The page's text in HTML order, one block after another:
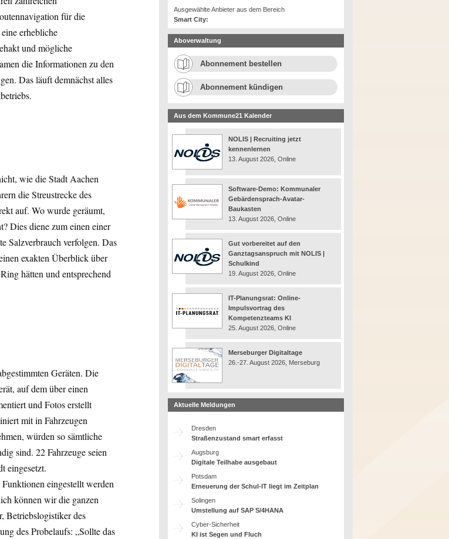
für die
erhebliche
und mögliche
die Informationen zu den
Das läuft demnächst alles
wie die Stadt Aachen
die Streustrecke des
auf. Wo wurde geräumt,
Dies diene zum einen einer
Salzverbrauch verfolgen. Das
exakten Überblick über
hätten und entsprechend
Geräten. Die
auf dem über einen
und Fotos erstellt
mit in Fahrzeugen
würden so sämtliche
sind. 22 Fahrzeuge seien
eingesetzt.
eingestellt werden
können wir die ganzen
Betriebslogistiker des
des Probelaufs: „Sollte das
Ausgewählte Anbieter aus dem Bereich
Smart City:
Aboverwaltung
Abonnement bestellen
Abonnement kündigen
Aus dem Kommune21 Kalender
NOLIS | Recruiting jetzt
kennenlernen
13. August 2026, Online
Software-Demo: Kommunaler
Gebärdensprach-Avatar-
Baukasten
13. August 2026, Online
Gut vorbereitet auf den
Ganztagsanspruch mit NOLIS |
Schulkind
19. August 2026, Online
IT-Planungsrat: Online-
Impulsvortrag des
Kompetenzteams KI
25. August 2026, Online
Merseburger Digitaltage
26.-27. August 2026, Merseburg
Aktuelle Meldungen
Dresden
Straßenzustand smart erfasst
Augsburg
Digitale Teilhabe ausgebaut
Potsdam
Erneuerung der Schul-IT liegt im Zeitplan
Solingen
Umstellung auf SAP S/4HANA
Cyber-Sicherheit
KI ist Segen und Fluch